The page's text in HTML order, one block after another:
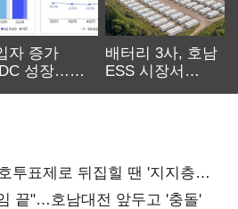
자 증가
성장…
배터리 3사, 호남
ESS 시장서
투표제로 뒤집힐 땐 '지지층
끝"…호남대전 앞두고 '충돌'